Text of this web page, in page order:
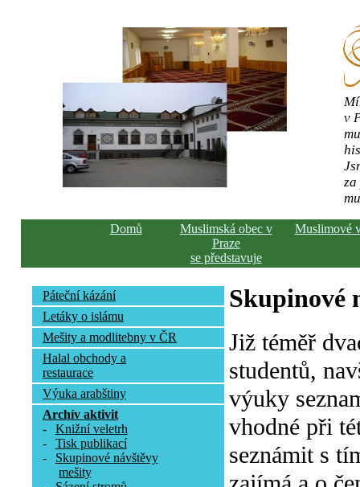
v
Domů
Muslimská obec v
Praze
se představuje
Muslimové
Páteční kázání
Letáky o islámu
Mešity a modlitebny v ČR
Halal obchody a
restaurace
Výuka arabštiny
Archív aktivit
-
Knižní veletrh
-
Tisk publikací
-
Skupinové návštěvy
mešity
Skupinové
Již téměř
studentů,
výuky
vhodné při
seznámit s